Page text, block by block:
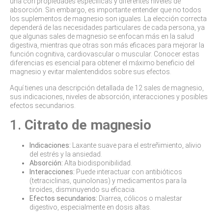
absorción. Sin embargo, es importante entender que no todos
los suplementos de magnesio son iguales. La elección correcta
dependerá de las necesidades particulares de cada persona, ya
que algunas sales de magnesio se enfocan más en la salud
digestiva, mientras que otras son más eficaces para mejorar la
función cognitiva, cardiovascular o muscular. Conocer estas
diferencias es esencial para obtener el máximo beneficio del
magnesio y evitar malentendidos sobre sus efectos.
Aquí tienes una descripción detallada de 12 sales de magnesio,
sus indicaciones, niveles de absorción, interacciones y posibles
efectos secundarios.
1. Citrato de magnesio
Indicaciones: Laxante suave para el estreñimiento, alivio
del estrés y la ansiedad.
Absorción: Alta biodisponibilidad.
Interacciones: Puede interactuar con antibióticos
(tetraciclinas, quinolonas) y medicamentos para la
tiroides, disminuyendo su eficacia.
Efectos secundarios: Diarrea, cólicos o malestar
digestivo, especialmente en dosis altas.